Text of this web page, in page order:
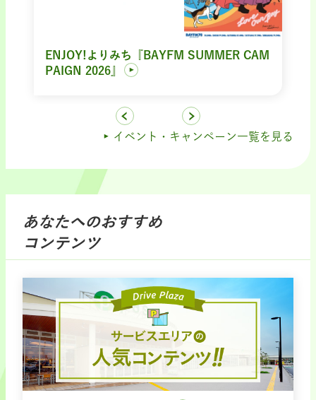
ENJOY!よりみち『BAYFM SUMMER CAM
PAIGN 2026』
イベント・キャンペーン一覧を見る
あなたへのおすすめ
コンテンツ